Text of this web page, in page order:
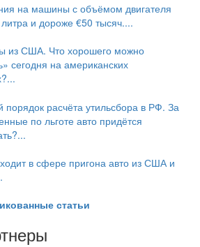
на машины с объёмом двигателя
и дороже €50 тысяч....
из США. Что хорошего можно
сегодня на американских
порядок расчёта утильсбора в РФ. За
по льготе авто придётся
в сфере пригона авто из США и
статьи